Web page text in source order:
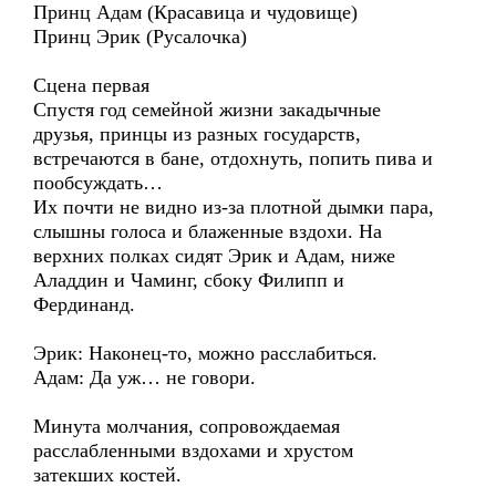
Принц Адам (Красавица и чудовище)
Принц Эрик (Русалочка)
Сцена первая
Спустя год семейной жизни закадычные
друзья, принцы из разных государств,
встречаются в бане, отдохнуть, попить пива и
пообсуждать…
Их почти не видно из-за плотной дымки пара,
слышны голоса и блаженные вздохи. На
верхних полках сидят Эрик и Адам, ниже
Аладдин и Чаминг, сбоку Филипп и
Фердинанд.
Эрик: Наконец-то, можно расслабиться.
Адам: Да уж… не говори.
Минута молчания, сопровождаемая
расслабленными вздохами и хрустом
затекших костей.